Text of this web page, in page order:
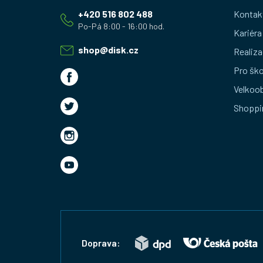
shop@disk.cz
+420 516 802 488
Kariéra
Pro
Doprava: